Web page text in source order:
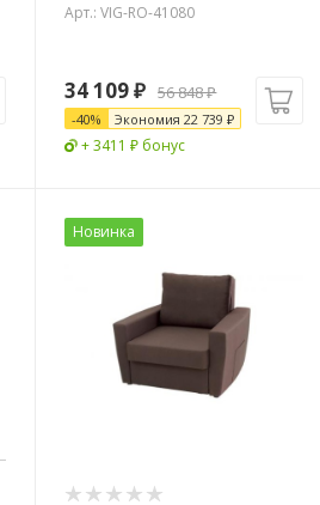
Арт.: VIG-RO-41080
34 109₽ 56 848₽
-40% Экономия 22 739 ₽
+ 3411 ₽ бонус
Новинка